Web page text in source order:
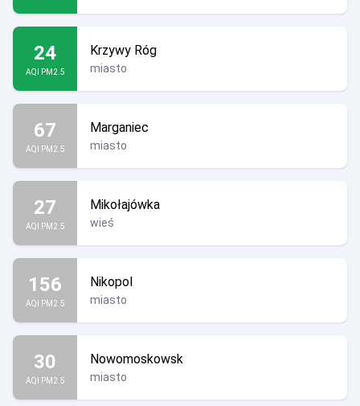
24
AQI PM2.5
Krzywy Róg
miasto
67
AQI PM2.5
Marganiec
miasto
27
AQI PM2.5
Mikołajówka
wieś
156
AQI PM2.5
Nikopol
miasto
30
AQI PM2.5
Nowomoskowsk
miasto